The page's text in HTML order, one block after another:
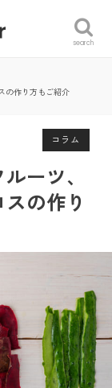
search
の作り方もご紹介
コラム
ーツ、
の作り